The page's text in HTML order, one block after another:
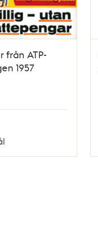
från ATP-
1957